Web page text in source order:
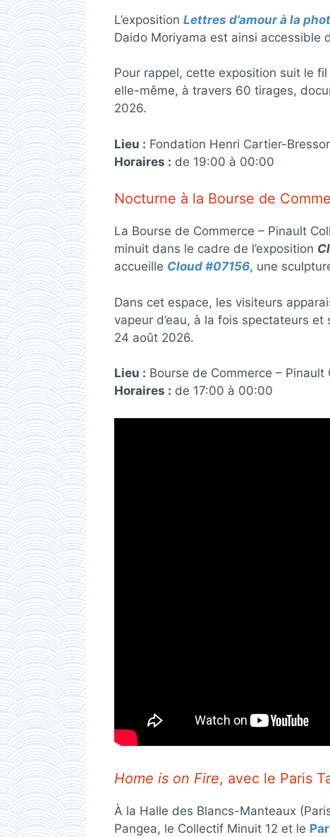
L’exposition Lettres d’amour à la
Daido Moriyama est ainsi accessible
Pour rappel, cette exposition suit le
elle-même, à travers 60 tirages,
2026.
Lieu : Fondation Henri Cartier-
Horaires : de 19:00 à 00:00
Nocturne à la Bourse de
La Bourse de Commerce – Pinault
minuit dans le cadre de l’exposition
accueille Cloud #07156, une
Dans cet espace, les visiteurs
vapeur d’eau, à la fois spectateurs et
24 août 2026.
Lieu : Bourse de Commerce –
Horaires : de 17:00 à 00:00
Home is on Fire, avec le Paris
À la Halle des Blancs-Manteaux
Pangea, le Collectif Minuit 12 et le